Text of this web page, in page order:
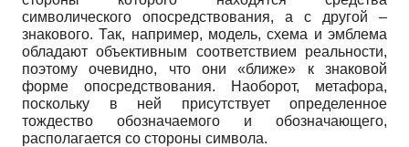
символического опосредствования, а с другой –
знакового. Так, например, модель, схема и эмблема
обладают объективным соответствием реальности,
поэтому очевидно, что они «ближе» к знаковой
форме опосредствования. Наоборот, метафора,
поскольку в ней присутствует определенное
тождество обозначаемого и обозначающего,
располагается со стороны символа.